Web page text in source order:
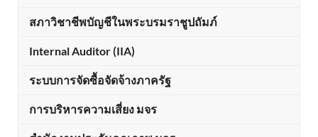
สภาวิชาชีพบัญชีในพระบรมราชูปถัมภ์
Internal Auditor (IIA)
ระบบการจัดซื้อจัดจ้างภาครัฐ
การบริหารความเสี่ยง มจร